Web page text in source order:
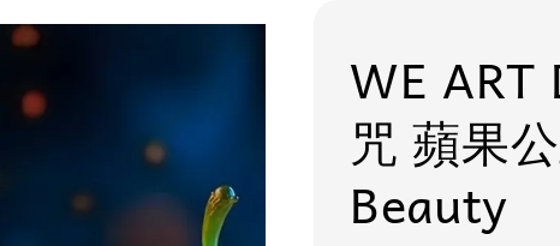
WE ART
咒 蘋果
Beauty